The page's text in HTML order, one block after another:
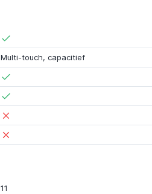
Multi-touch, capacitief
11